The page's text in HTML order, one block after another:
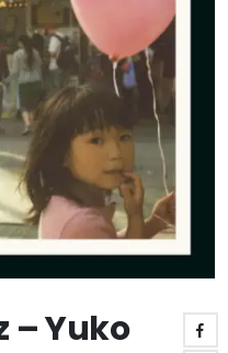
– Yuko